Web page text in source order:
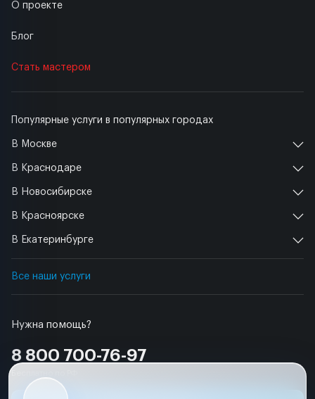
Нужна помощь?
8 800 700-76-97
Популярные услуги в популярных городах
В Москве
В Краснодаре
В Новосибирске
В Красноярске
В Екатеринбурге
Все наши услуги
О проекте
Блог
Стать мастером